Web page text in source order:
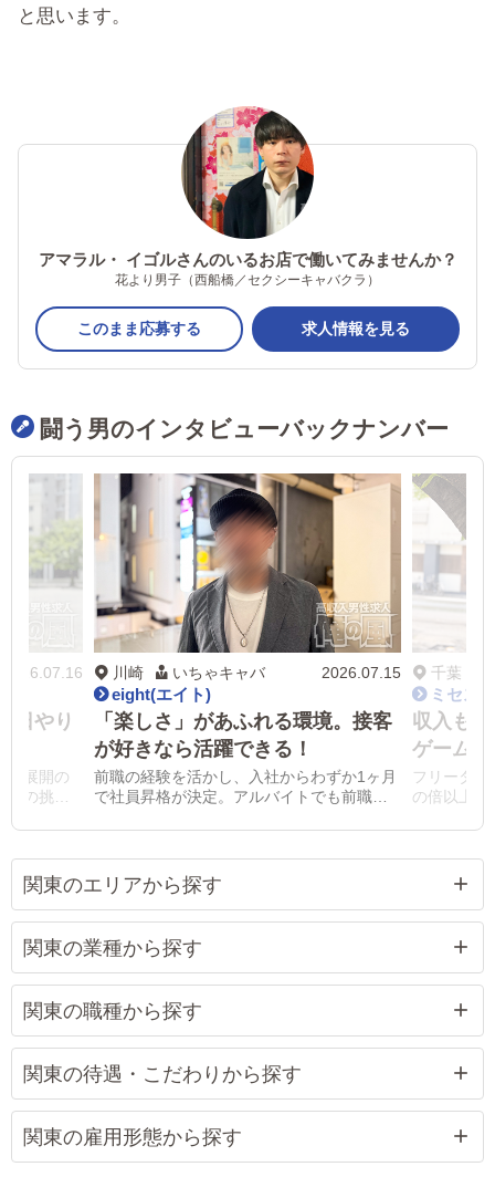
と思います。
アマラル・ イゴルさんのいるお店で働いてみませんか？
花より男子（西船橋／セクシーキャバクラ）
このまま応募する 求人情報を見る
闘う男のインタビューバックナンバー
2026.07.16
日やり
舗展開の
の挑戦
2026.07.15
川崎 いちゃキャバ
eight(エイト)
「楽しさ」があふれる環境。接客
が好きなら活躍できる！
前職の経験を活かし、入社からわずか1ヶ月
で社員昇格が決定。アルバイトでも前職よ
千葉
ミセス
収入も
ゲーム
フリータ
の倍以上と
関東のエリアから探す
関東の業種から探す
関東の職種から探す
関東の待遇・こだわりから探す
関東の雇用形態から探す